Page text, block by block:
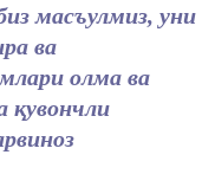
масъулмиз, уни
ва
олма ва
қувончли